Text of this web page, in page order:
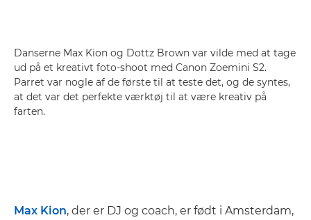
Danserne Max Kion og Dottz Brown var vilde med at tage
ud på et kreativt foto-shoot med Canon Zoemini S2.
Parret var nogle af de første til at teste det, og de syntes,
at det var det perfekte værktøj til at være kreativ på
farten.
Max Kion, der er DJ og coach, er født i Amsterdam,